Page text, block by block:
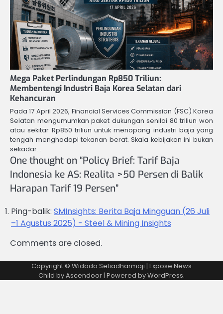
Mega Paket Perlindungan Rp850 Triliun:
Membentengi Industri Baja Korea Selatan dari
Kehancuran
Pada 17 April 2026, Financial Services Commission (FSC) Korea
Selatan mengumumkan paket dukungan senilai 80 triliun won
atau sekitar Rp850 triliun untuk menopang industri baja yang
tengah menghadapi tekanan berat. Skala kebijakan ini bukan
sekadar…
One thought on “Policy Brief: Tarif Baja
Indonesia ke AS: Realita >50 Persen di Balik
Harapan Tarif 19 Persen”
Ping-balik: SMInsights: Berita Baja Mingguan (26 Juli
–1 Agustus 2025) - Steel & Mining Insights
Comments are closed.
Copyright © Widodo Setiadharmaji | Expose News
Child byAscendoor| Powered byWordPress.